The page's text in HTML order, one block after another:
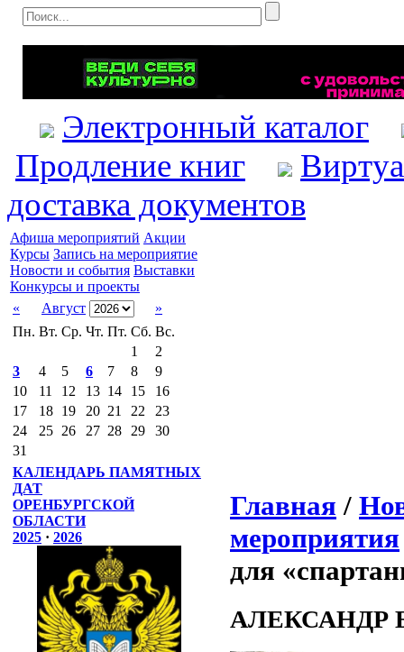
Электронный каталог
Продление книг
доставка документов
Афиша мероприятий Акции
Курсы Запись на мероприятие
Новости и события Выставки
Конкурсы и проекты
«
Август
»
Пн. Вт. Ср. Чт. Пт. Сб. Вс.
1
2
3
4 5 6 7 8
9
10
11 12 13 14 15
16
17
18 19 20 21 22
23
24
25 26 27 28 29
30
31
КАЛЕНДАРЬ ПАМЯТНЫХ
ДАТ
ОРЕНБУРГСКОЙ
ОБЛАСТИ
2025 · 2026
Главная /
мероприятия
для
АЛЕКСАНДР